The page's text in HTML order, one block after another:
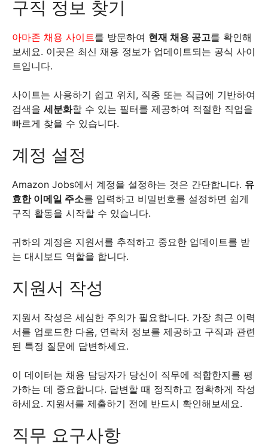
구직 정보 찾기
아마존 채용 사이트를 방문하여 현재 채용 공고를 확인해
보세요. 이곳은 최신 채용 정보가 업데이트되는 공식 사이
트입니다.
사이트는 사용하기 쉽고 위치, 직종 또는 직급에 기반하여
검색을 세분화할 수 있는 필터를 제공하여 적절한 직업을
빠르게 찾을 수 있습니다.
계정 설정
Amazon Jobs에서 계정을 설정하는 것은 간단합니다. 유
효한 이메일 주소를 입력하고 비밀번호를 설정하면 쉽게
구직 활동을 시작할 수 있습니다.
귀하의 계정은 지원서를 추적하고 중요한 업데이트를 받
는 대시보드 역할을 합니다.
지원서 작성
지원서 작성은 세심한 주의가 필요합니다. 가장 최근 이력
서를 업로드한 다음, 연락처 정보를 제공하고 구직과 관련
된 특정 질문에 답변하세요.
이 데이터는 채용 담당자가 당신이 직무에 적합한지를 평
가하는 데 중요합니다. 답변할 때 정직하고 정확하게 작성
하세요. 지원서를 제출하기 전에 반드시 확인해보세요.
직무 요구사항